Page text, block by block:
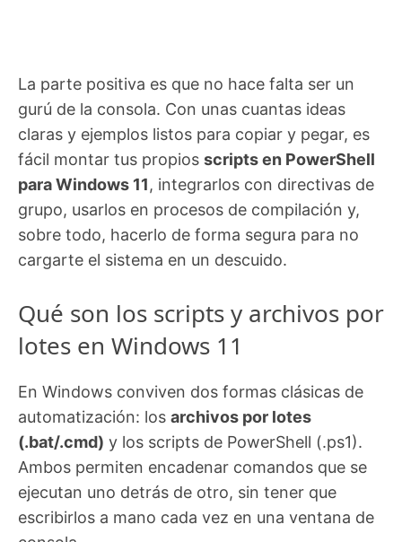
La parte positiva es que no hace falta ser un
gurú de la consola. Con unas cuantas ideas
claras y ejemplos listos para copiar y pegar, es
fácil montar tus propios scripts en PowerShell
para Windows 11, integrarlos con directivas de
grupo, usarlos en procesos de compilación y,
sobre todo, hacerlo de forma segura para no
cargarte el sistema en un descuido.
Qué son los scripts y archivos por
lotes en Windows 11
En Windows conviven dos formas clásicas de
automatización: los archivos por lotes
(.bat/.cmd) y los scripts de PowerShell (.ps1).
Ambos permiten encadenar comandos que se
ejecutan uno detrás de otro, sin tener que
escribirlos a mano cada vez en una ventana de